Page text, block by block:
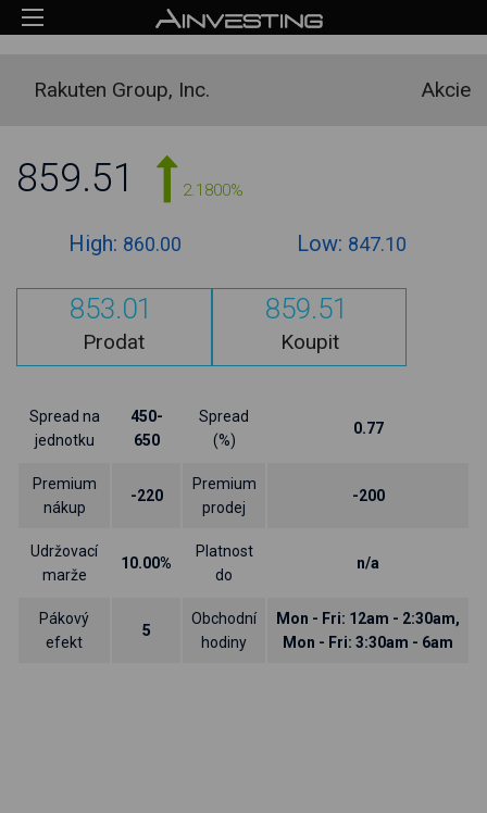
Rakuten Group, Inc. Akcie
859.51 2.1800%
High: 860.00 Low: 847.10
853.01
Prodat
859.51
Koupit
Spread na
jednotku
450-
650
Spread
(%)
0.77
Premium
nákup
-220
Premium
prodej
-200
Udržovací
marže
10.00%
Platnost
do
n/a
Pákový
efekt
5
Obchodní
hodiny
Mon - Fri: 12am - 2:30am,
Mon - Fri: 3:30am - 6am